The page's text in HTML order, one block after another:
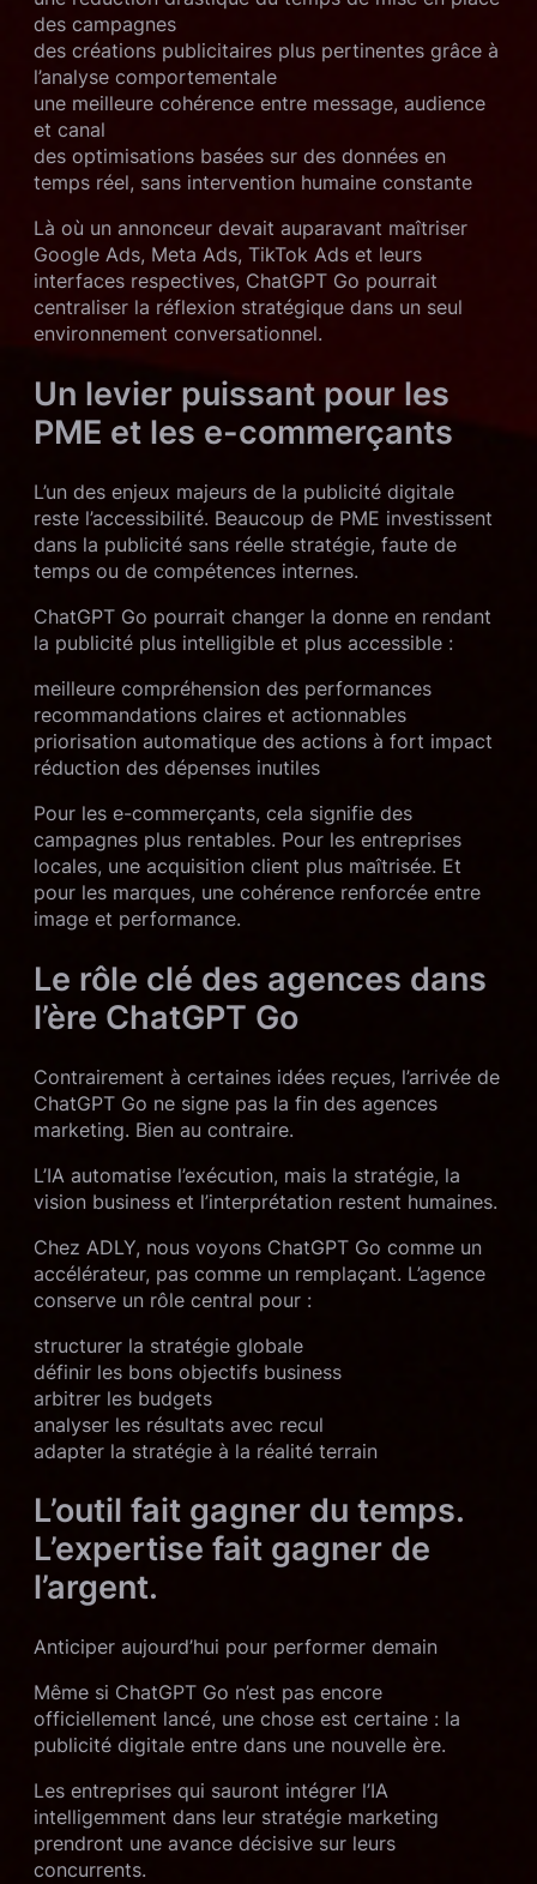
des campagnes
des créations publicitaires plus pertinentes grâce à
l’analyse comportementale
une meilleure cohérence entre message, audience
et canal
des optimisations basées sur des données en
temps réel, sans intervention humaine constante
Là où un annonceur devait auparavant maîtriser
Google Ads, Meta Ads, TikTok Ads et leurs
interfaces respectives, ChatGPT Go pourrait
centraliser la réflexion stratégique dans un seul
environnement conversationnel.
Un levier puissant pour les
PME et les e-commerçants
L’un des enjeux majeurs de la publicité digitale
reste l’accessibilité. Beaucoup de PME investissent
dans la publicité sans réelle stratégie, faute de
temps ou de compétences internes.
ChatGPT Go pourrait changer la donne en rendant
la publicité plus intelligible et plus accessible :
meilleure compréhension des performances
recommandations claires et actionnables
priorisation automatique des actions à fort impact
réduction des dépenses inutiles
Pour les e-commerçants, cela signifie des
campagnes plus rentables. Pour les entreprises
locales, une acquisition client plus maîtrisée. Et
pour les marques, une cohérence renforcée entre
image et performance.
Le rôle clé des agences dans
l’ère ChatGPT Go
Contrairement à certaines idées reçues, l’arrivée de
ChatGPT Go ne signe pas la fin des agences
marketing. Bien au contraire.
L’IA automatise l’exécution, mais la stratégie, la
vision business et l’interprétation restent humaines.
Chez ADLY, nous voyons ChatGPT Go comme un
accélérateur, pas comme un remplaçant. L’agence
conserve un rôle central pour :
structurer la stratégie globale
définir les bons objectifs business
arbitrer les budgets
analyser les résultats avec recul
adapter la stratégie à la réalité terrain
L’outil fait gagner du temps.
L’expertise fait gagner de
l’argent.
Anticiper aujourd’hui pour performer demain
Même si ChatGPT Go n’est pas encore
officiellement lancé, une chose est certaine : la
publicité digitale entre dans une nouvelle ère.
Les entreprises qui sauront intégrer l’IA
intelligemment dans leur stratégie marketing
prendront une avance décisive sur leurs
concurrents.